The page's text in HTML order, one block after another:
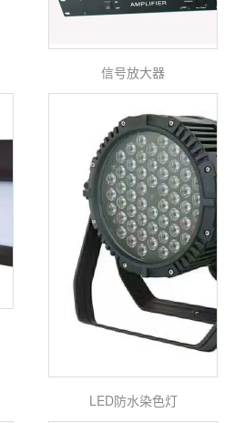
信号放大器
LED防水染色灯